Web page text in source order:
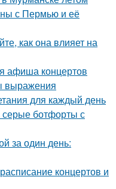
с Пермью и её
как она влияет на
афиша концертов
выражения
для каждый день
серые ботфорты с
за один день:
концертов и